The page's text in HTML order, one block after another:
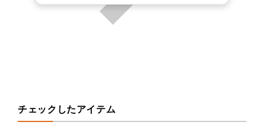
チェックしたアイテム